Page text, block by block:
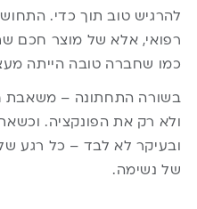
להרגיש טוב תוך כדי.
רפואי, אלא של מוצר חכם
כמו שחברה טובה הייתה
בשורה התחתונה – משאבת
ולא רק את הפונקציה.
ובעיקר לא לבד – כל רגע
של נשימה.